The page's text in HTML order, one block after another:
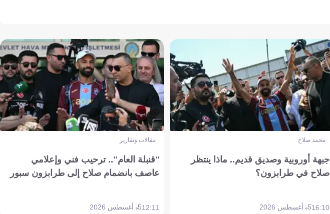
محمد صلاح
جبهة أوروبية وصديق قديم.. ماذا ينتظر
صلاح في طرابزون؟
16:105 أغسطس 2026
مقالات وتقارير
"قنبلة العام".. ترحيب فني وإعلامي
عاصف بانضمام صلاح إلى طرابزون سبور
12:115 أغسطس 2026